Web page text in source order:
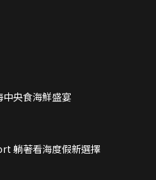
中央食海鮮盛宴
270度海景Resort 躺著看海度假新選擇